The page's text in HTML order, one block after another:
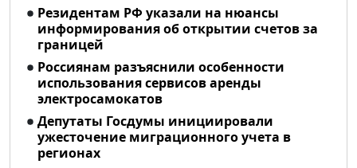
Резидентам РФ указали на нюансы
информирования об открытии счетов за
границей
Россиянам разъяснили особенности
использования сервисов аренды
электросамокатов
Депутаты Госдумы инициировали
ужесточение миграционного учета в
регионах